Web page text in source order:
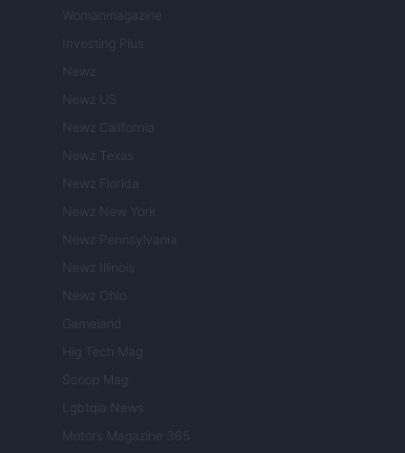
Womanmagazine
Investing Plus
Newz
Newz US
Newz California
Newz Texas
Newz Florida
Newz New York
Newz Pennsylvania
Newz Illinois
Newz Ohio
Gameland
Hig Tech Mag
Scoop Mag
Lgbtqia News
Motors Magazine 365